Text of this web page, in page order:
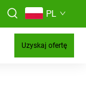
PL
Uzyskaj ofertę